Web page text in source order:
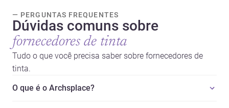
— PERGUNTAS FREQUENTES
Dúvidas comuns sobre
fornecedores de tinta
Tudo o que você precisa saber sobre fornecedores de
tinta.
O que é o Archsplace?